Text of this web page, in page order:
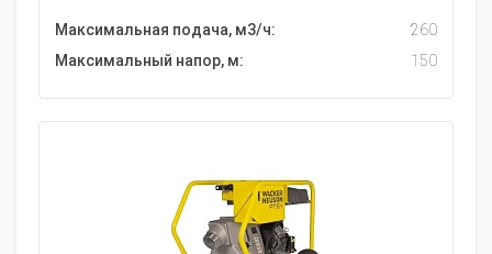
Максимальная подача, м3/ч:
260
Максимальный напор, м:
150